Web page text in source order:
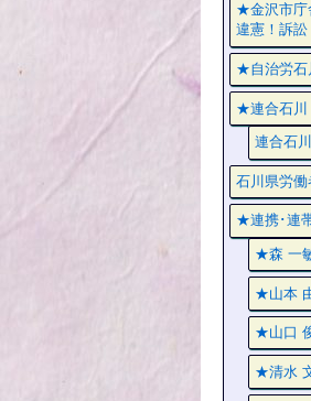
★金沢市庁
違憲！訴訟
★自治労石
★連合石川
連合石
石川県労
★連携･連
★森 一
★山本
★山口
★清水